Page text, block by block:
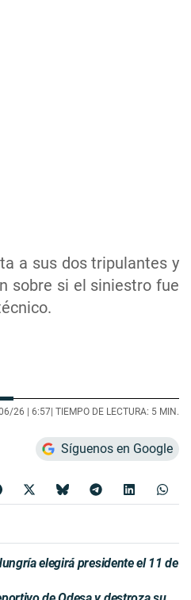
a sus dos tripulantes y
sobre si el siniestro fue
26 | 6:57 | TIEMPO DE LECTURA: 5 MIN.
Síguenos en Google
elegirá presidente el 11 de